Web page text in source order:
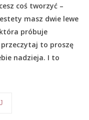
coś tworzyć –
masz dwie lewe
próbuje
to proszę
nadzieja. I to